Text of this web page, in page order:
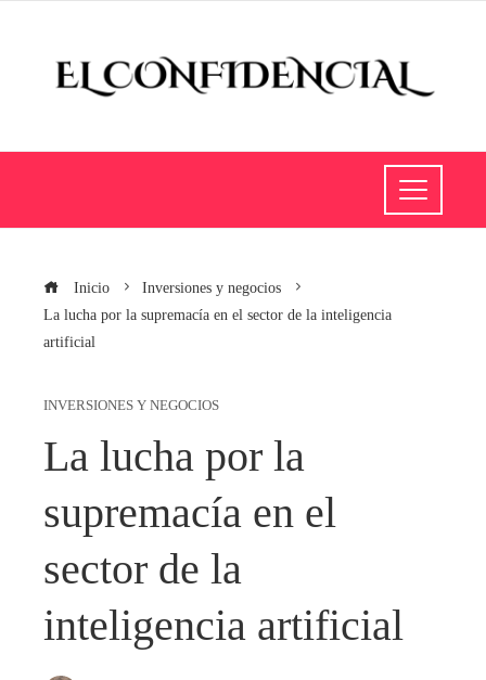
Inicio
Inversiones y negocios
La lucha por la supremacía en el sector de la inteligencia
artificial
INVERSIONES Y NEGOCIOS
La lucha por la
supremacía en el
sector de la
inteligencia artificial